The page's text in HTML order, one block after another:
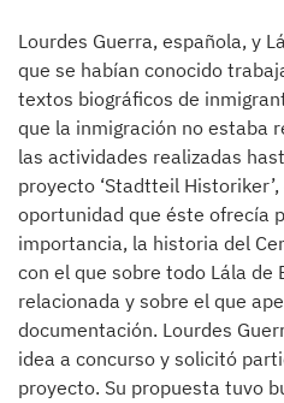
Lourdes Guerra, española, y
que se habían conocido
textos biográficos de
que la inmigración no estaba
las actividades realizadas
proyecto ‘Stadtteil
oportunidad que éste ofrecía
importancia, la historia del
con el que sobre todo Lála de
relacionada y sobre el que
documentación. Lourdes
idea a concurso y solicitó
proyecto. Su propuesta tuvo